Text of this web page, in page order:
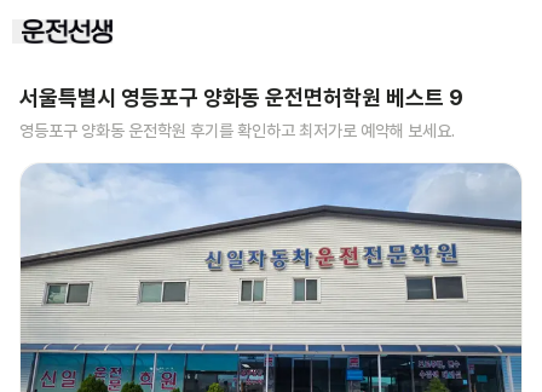
서울특별시 영등포구 양화동 운전면허학원 베스트 9
영등포구 양화동 운전학원 후기를 확인하고 최저가로 예약해 보세요.